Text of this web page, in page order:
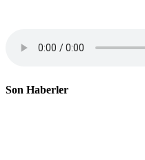
Son Haberler